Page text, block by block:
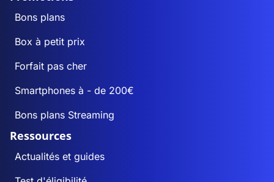
Bons plans
Box à petit prix
Forfait pas cher
Smartphones à - de 200€
Bons plans Streaming
Ressources
Actualités et guides